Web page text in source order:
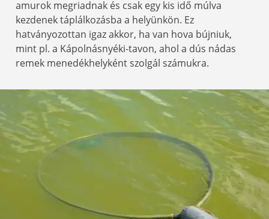
amurok megriadnak és csak egy kis idő múlva
kezdenek táplálkozásba a helyünkön. Ez
hatványozottan igaz akkor, ha van hova bújniuk,
mint pl. a Kápolnásnyéki-tavon, ahol a dús nádas
remek menedékhelyként szolgál számukra.